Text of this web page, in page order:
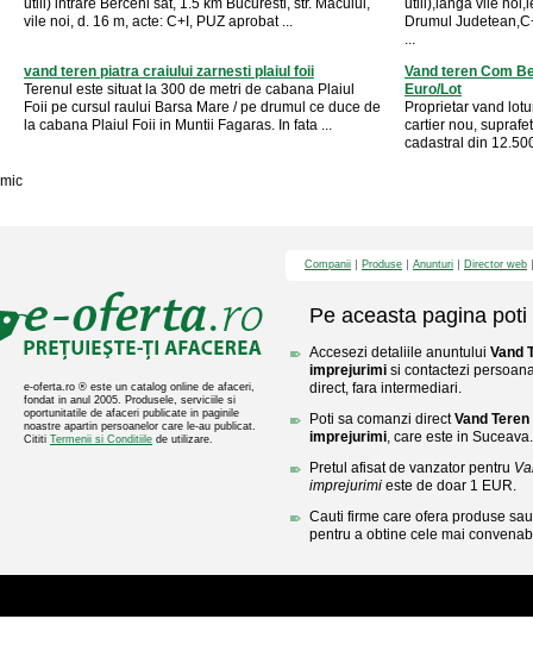
utili) intrare Berceni sat, 1.5 km Bucuresti, str. Macului,
vile noi, d. 16 m, acte: C+I, PUZ aprobat ...
utili),langa vile
Drumul
...
vand teren piatra craiului zarnesti plaiul foii
Terenul este situat la 300 de metri de cabana Plaiul
Foii pe cursul raului Barsa Mare / pe drumul ce duce de
la cabana Plaiul Foii in Muntii Fagaras. In fata ...
Vand teren Com
Euro/Lot
Proprietar vand
cartier nou,
cadastral din
mic
e-oferta.ro ® este un catalog online de afaceri,
fondat in anul 2005. Produsele, serviciile si
oportunitatile de afaceri publicate in paginile
noastre apartin persoanelor care le-au publicat.
Cititi Termenii si Conditiile de utilizare.
Companii Produse Anunturi Director web
Pe aceasta pagina poti
Accesezi detaliile anuntului Vand
imprejurimi si contactezi
direct, fara intermediari.
Poti sa comanzi directVand
imprejurimi, care este in Suceava.
Pretul afisat de vanzator pentru
imprejurimi este de doar 1 EUR.
Cauti firme care ofera produse
pentru a obtine cele mai